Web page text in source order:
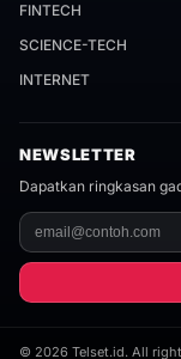
FINTECH
SCIENCE-TECH
INTERNET
NEWSLETTER
Dapatkan ringkasan
© 2026 Telset.id. All